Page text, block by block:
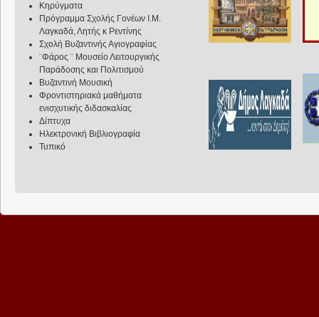
Κηρύγματα
Πρόγραμμα Σχολής Γονέων Ι.Μ.
Λαγκαδά, Λητής κ Ρεντίνης
Σχολή Βυζαντινής Αγιογραφίας
¨Φάρος ¨ Μουσείο Λειτουργικής
Παράδοσης και Πολιτισμού
Βυζαντινή Μουσική
Φροντιστηριακά μαθήματα
ενισχυτικής διδασκαλίας
Δίπτυχα
Ηλεκτρονική Βιβλιογραφία
Τυπικό